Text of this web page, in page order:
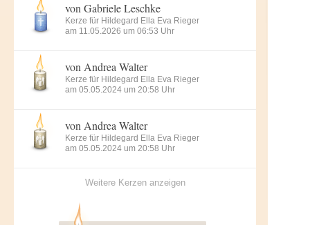
von Gabriele Leschke
Kerze für Hildegard Ella Eva Rieger
am 11.05.2026 um 06:53 Uhr
von Andrea Walter
Kerze für Hildegard Ella Eva Rieger
am 05.05.2024 um 20:58 Uhr
von Andrea Walter
Kerze für Hildegard Ella Eva Rieger
am 05.05.2024 um 20:58 Uhr
Weitere Kerzen anzeigen